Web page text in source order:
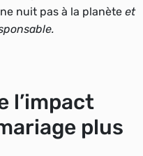
nuit pas à la planète et
l’impact
plus